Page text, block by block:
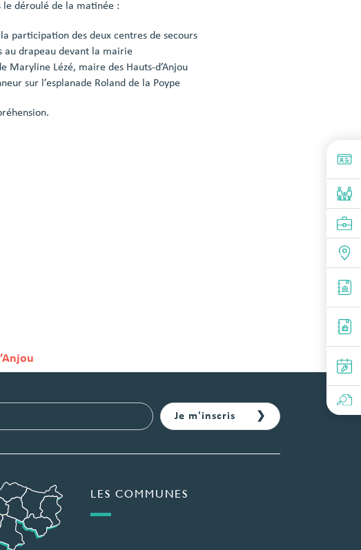
le déroulé de la matinée :
participation des deux centres de secours
au drapeau devant la mairie
Maryline Lézé, maire des Hauts-d’Anjou
sur l’esplanade Roland de la Poype
LES COMMUNES